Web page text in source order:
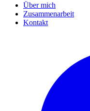
Über mich
Zusammenarbeit
Kontakt